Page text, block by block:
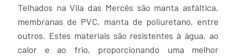
Telhados na Vila das Mercês são manta asfáltica,
membranas de PVC, manta de poliuretano, entre
outros. Estes materiais são resistentes à água, ao
calor e ao frio, proporcionando uma melhor